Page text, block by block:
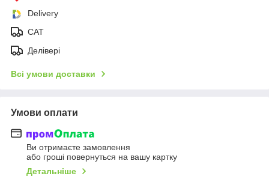
Delivery
CAT
Делівері
Всі умови доставки
Умови оплати
Ви отримаєте замовлення
або гроші повернуться на вашу картку
Детальніше